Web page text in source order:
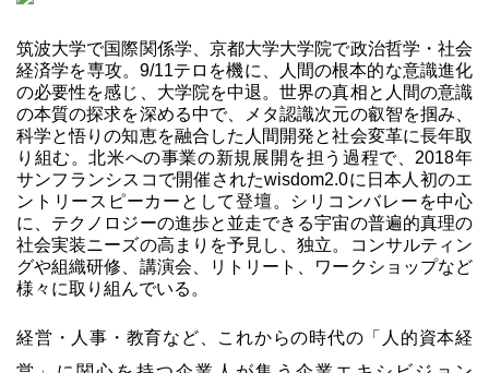
筑波大学で国際関係学、京都大学大学院で政治哲学・社会
経済学を専攻。9/11テロを機に、人間の根本的な意識進化
の必要性を感じ、大学院を中退。世界の真相と人間の意識
の本質の探求を深める中で、メタ認識次元の叡智を掴み、
科学と悟りの知恵を融合した人間開発と社会変革に長年取
り組む。北米への事業の新規展開を担う過程で、2018年
サンフランシスコで開催されたwisdom2.0に日本人初のエ
ントリースピーカーとして登壇。シリコンバレーを中心
に、テクノロジーの進歩と並走できる宇宙の普遍的真理の
社会実装ニーズの高まりを予見し、独立。コンサルティン
グや組織研修、講演会、リトリート、ワークショップなど
様々に取り組んでいる。
経営・人事・教育など、これからの時代の「人的資本経